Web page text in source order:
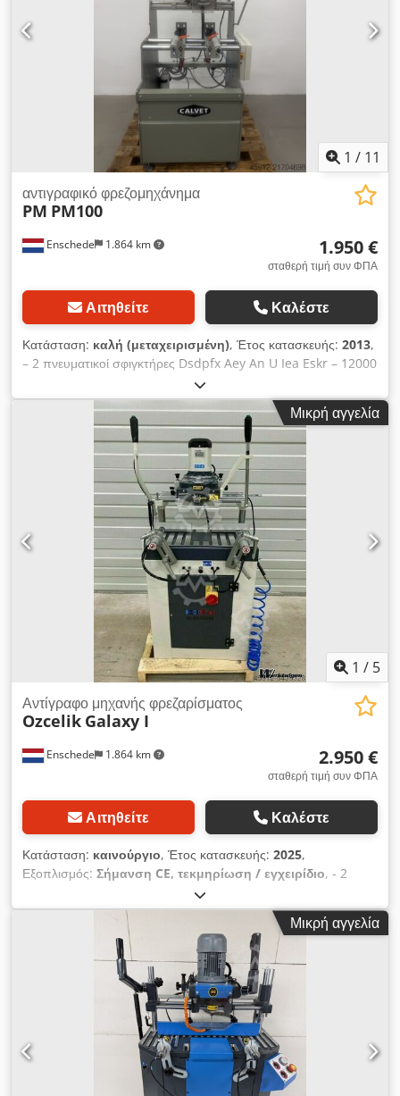
1.300 mm
1 / 11
Enschede 1.864 km
αντιγραφικό φρεζομηχάνημα
PM PM100
1.950 €
σταθερή τιμή συν ΦΠΑ
Αιτηθείτε Καλέστε
Κατάσταση: καλή (μεταχειρισμένη), Έτος κατασκευής: 2013,
– 2 πνευματικοί σφιγκτήρες Dsdpfx Aey An U Iea Eskr – 12000
στροφές/λεπτό – Σύστημα ομίχλης λίπανσης – Βάρος 180 kg –
230V
Μικρή αγγελία
1 / 5
Enschede 1.864 km
Αντίγραφο μηχανής φρεζαρίσματος
Ozcelik Galaxy I
2.950 €
σταθερή τιμή συν ΦΠΑ
Αιτηθείτε Καλέστε
Κατάσταση: καινούργιο, Έτος κατασκευής: 2025,
Εξοπλισμός: Σήμανση CE, τεκμηρίωση / εγχειρίδιο, - 2
πνευματικοί σφιγκτήρες - ψύξη - Στάση υλικού - Τεκμηρίωση -
400V Dsdpegg N Taofx Aa Ejkr
Μικρή αγγελία